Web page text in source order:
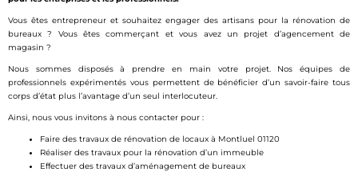
Vous êtes entrepreneur et souhaitez engager des artisans pour la rénovation de
bureaux ? Vous êtes commerçant et vous avez un projet d’agencement de
magasin ?
Nous sommes disposés à prendre en main votre projet. Nos équipes de
professionnels expérimentés vous permettent de bénéficier d’un savoir-faire tous
corps d’état plus l’avantage d’un seul interlocuteur.
Ainsi, nous vous invitons à nous contacter pour :
Faire des travaux de rénovation de locaux à Montluel 01120
Réaliser des travaux pour la rénovation d’un immeuble
Effectuer des travaux d’aménagement de bureaux